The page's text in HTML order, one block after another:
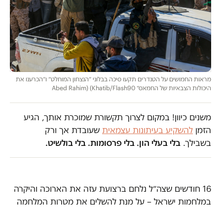
מראות החמושים על הטנדרים תקעו סיכה בבלוני ״הנצחון המוחלט״ ו״הכרענו את
היכולות הצבאיות של החמאס״ Abed Rahim) (Khatib/Flash90
משנים כיוון! במקום לצרוך תקשורת שמוכרת אותך, הגיע
הזמן להשקיע בעיתונות עצמאית שעובדת אך ורק
בשבילך. בלי בעלי הון. בלי פרסומות. בלי בולשיט.
16 חודשים שצה״ל נלחם ברצועת עזה את הארוכה והיקרה
במלחמות ישראל – על מנת להשלים את מטרות המלחמה